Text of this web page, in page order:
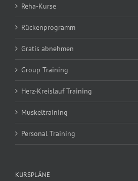
Reha-Kurse
Rückenprogramm
Gratis abnehmen
Group Training
Herz-Kreislauf Training
Muskeltraining
Personal Training
KURSPLÄNE